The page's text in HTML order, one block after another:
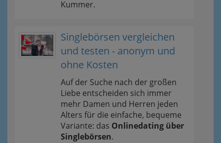
Kummer.
Singlebörsen vergleichen
und testen - anonym und
ohne Kosten
Auf der Suche nach der großen
Liebe entscheiden sich immer
mehr Damen und Herren jeden
Alters für die einfache, bequeme
Variante: das Onlinedating über
Singlebörsen.